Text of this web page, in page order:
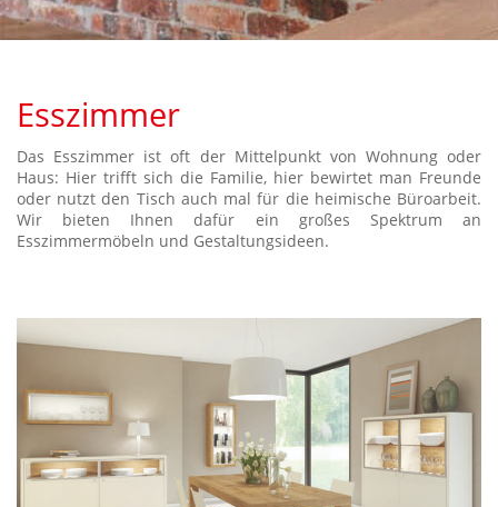
Esszimmer
Das Esszimmer ist oft der Mittelpunkt von Wohnung oder
Haus: Hier trifft sich die Familie, hier bewirtet man Freunde
oder nutzt den Tisch auch mal für die heimische Büroarbeit.
Wir bieten Ihnen dafür ein großes Spektrum an
Esszimmermöbeln und Gestaltungsideen.